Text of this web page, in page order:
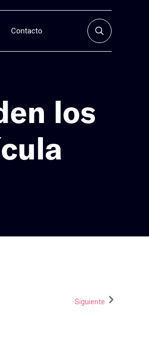
Contacto
los
Siguiente